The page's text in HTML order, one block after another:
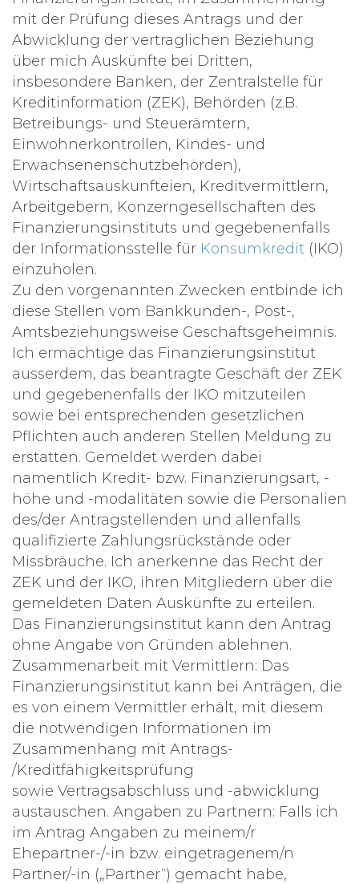
mit der Prüfung dieses Antrags und der
Abwicklung der vertraglichen Beziehung
über mich Auskünfte bei Dritten,
insbesondere Banken, der Zentralstelle für
Kreditinformation (ZEK), Behörden (z.B.
Betreibungs- und Steuerämtern,
Einwohnerkontrollen, Kindes- und
Erwachsenenschutzbehörden),
Wirtschaftsauskunfteien, Kreditvermittlern,
Arbeitgebern, Konzerngesellschaften des
Finanzierungsinstituts und gegebenenfalls
der Informationsstelle für Konsumkredit (IKO)
einzuholen.
Zu den vorgenannten Zwecken entbinde ich
diese Stellen vom Bankkunden-, Post-,
Amtsbeziehungsweise Geschäftsgeheimnis.
Ich ermächtige das Finanzierungsinstitut
ausserdem, das beantragte Geschäft der ZEK
und gegebenenfalls der IKO mitzuteilen
sowie bei entsprechenden gesetzlichen
Pflichten auch anderen Stellen Meldung zu
erstatten. Gemeldet werden dabei
namentlich Kredit- bzw. Finanzierungsart, -
höhe und -modalitäten sowie die Personalien
des/der Antragstellenden und allenfalls
qualifizierte Zahlungsrückstände oder
Missbräuche. Ich anerkenne das Recht der
ZEK und der IKO, ihren Mitgliedern über die
gemeldeten Daten Auskünfte zu erteilen.
Das Finanzierungsinstitut kann den Antrag
ohne Angabe von Gründen ablehnen.
Zusammenarbeit mit Vermittlern: Das
Finanzierungsinstitut kann bei Anträgen, die
es von einem Vermittler erhält, mit diesem
die notwendigen Informationen im
Zusammenhang mit Antrags-
/Kreditfähigkeitsprüfung
sowie Vertragsabschluss und -abwicklung
austauschen. Angaben zu Partnern: Falls ich
im Antrag Angaben zu meinem/r
Ehepartner-/-in bzw. eingetragenem/n
Partner/-in („Partner“) gemacht habe,